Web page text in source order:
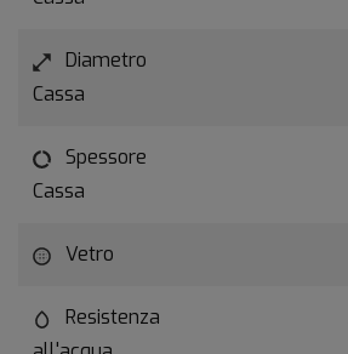
Diametro
Cassa
Spessore
Cassa
Vetro
Resistenza